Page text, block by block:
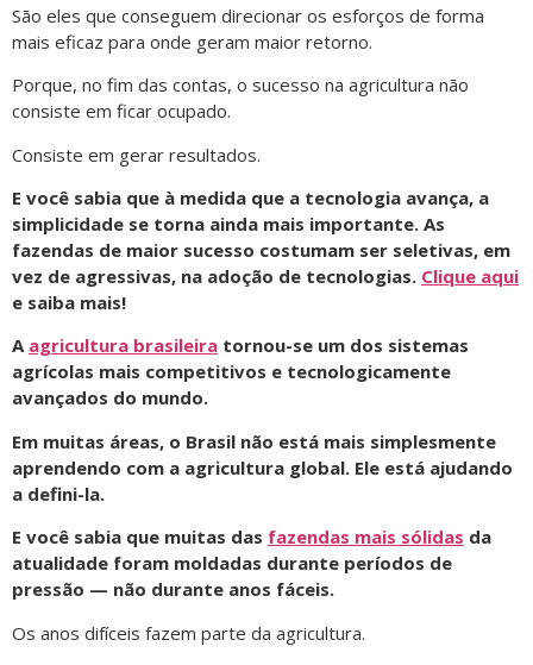
São eles que conseguem direcionar os esforços de forma
mais eficaz para onde geram maior retorno.
Porque, no fim das contas, o sucesso na agricultura não
consiste em ficar ocupado.
Consiste em gerar resultados.
E você sabia que à medida que a tecnologia avança, a
simplicidade se torna ainda mais importante. As
fazendas de maior sucesso costumam ser seletivas, em
vez de agressivas, na adoção de tecnologias. Clique aqui
e saiba mais!
A agricultura brasileira tornou-se um dos sistemas
agrícolas mais competitivos e tecnologicamente
avançados do mundo.
Em muitas áreas, o Brasil não está mais simplesmente
aprendendo com a agricultura global. Ele está ajudando
a defini-la.
E você sabia que muitas das fazendas mais sólidas da
atualidade foram moldadas durante períodos de
pressão — não durante anos fáceis.
Os anos difíceis fazem parte da agricultura.